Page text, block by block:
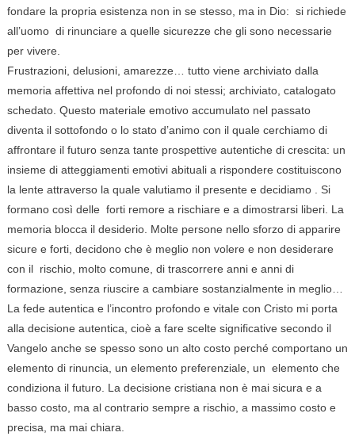
fondare la propria esistenza non in se stesso, ma in Dio: si richiede
all’uomo di rinunciare a quelle sicurezze che gli sono necessarie
per vivere.
Frustrazioni, delusioni, amarezze… tutto viene archiviato dalla
memoria affettiva nel profondo di noi stessi; archiviato, catalogato
schedato. Questo materiale emotivo accumulato nel passato
diventa il sottofondo o lo stato d’animo con il quale cerchiamo di
affrontare il futuro senza tante prospettive autentiche di crescita: un
insieme di atteggiamenti emotivi abituali a rispondere costituiscono
la lente attraverso la quale valutiamo il presente e decidiamo . Si
formano così delle forti remore a rischiare e a dimostrarsi liberi. La
memoria blocca il desiderio. Molte persone nello sforzo di apparire
sicure e forti, decidono che è meglio non volere e non desiderare
con il rischio, molto comune, di trascorrere anni e anni di
formazione, senza riuscire a cambiare sostanzialmente in meglio…
La fede autentica e l’incontro profondo e vitale con Cristo mi porta
alla decisione autentica, cioè a fare scelte significative secondo il
Vangelo anche se spesso sono un alto costo perché comportano un
elemento di rinuncia, un elemento preferenziale, un elemento che
condiziona il futuro. La decisione cristiana non è mai sicura e a
basso costo, ma al contrario sempre a rischio, a massimo costo e
precisa, ma mai chiara.